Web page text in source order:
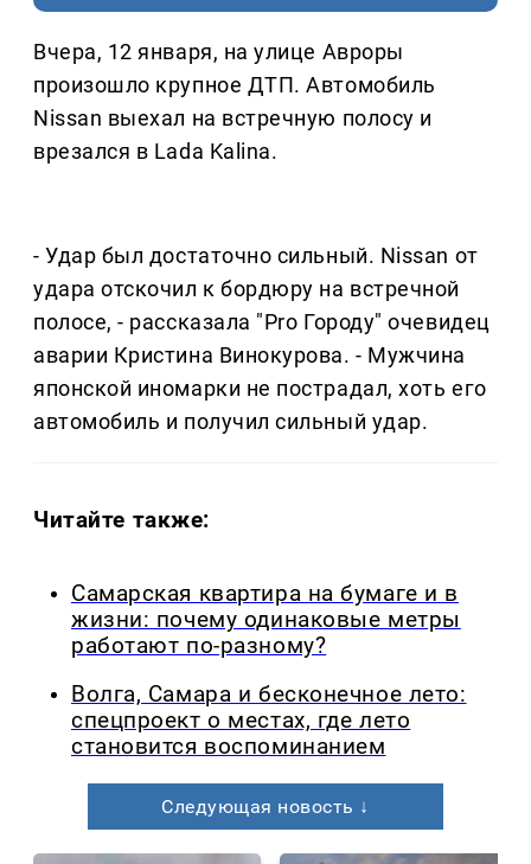
Вчера, 12 января, на улице Авроры
произошло крупное ДТП. Автомобиль
Nissan выехал на встречную полосу и
врезался в Lada Kalina.
- Удар был достаточно сильный. Nissan от
удара отскочил к бордюру на встречной
полосе, - рассказала "Pro Городу" очевидец
аварии Кристина Винокурова. - Мужчина
японской иномарки не пострадал, хоть его
автомобиль и получил сильный удар.
Читайте также:
Самарская квартира на бумаге и в
жизни: почему одинаковые метры
работают по-разному?
Волга, Самара и бесконечное лето:
спецпроект о местах, где лето
становится воспоминанием
Следующая новость ↓